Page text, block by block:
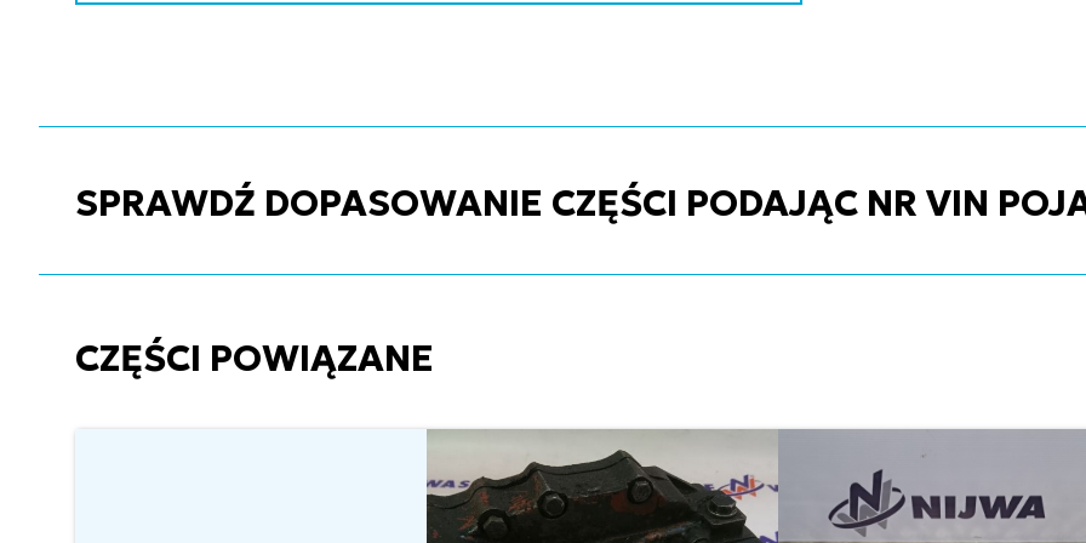
SPRAWDŹ DOPASOWANIE CZĘŚCI PODAJĄC NR VIN
CZĘŚCI POWIĄZANE